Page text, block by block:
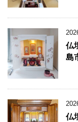
仏
島
仏